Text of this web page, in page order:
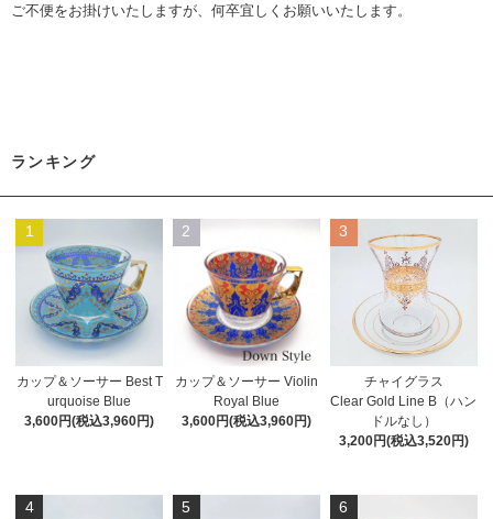
ご不便をお掛けいたしますが、何卒宜しくお願いいたします。
ランキング
1
カップ＆ソーサー Best T
urquoise Blue
3,600円(税込3,960円)
2
カップ＆ソーサー Violin
Royal Blue
3,600円(税込3,960円)
3
チャイグラス
Clear Gold Line B（ハン
ドルなし）
3,200円(税込3,520円)
4 5 6